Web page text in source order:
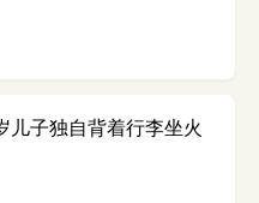
儿子独自背着行李坐火